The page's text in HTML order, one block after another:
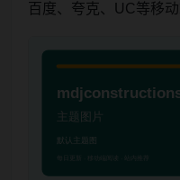
百度、夸克、UC等移